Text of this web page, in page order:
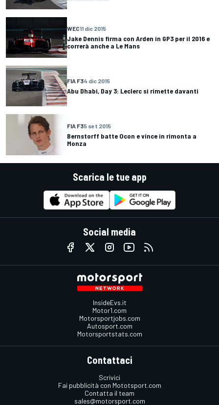
WEC11 dic 2015
Jake Dennis firma con Arden in GP3 per il 2016 e
correrà anche a Le Mans
FIA F34 dic 2015
Abu Dhabi, Day 3: Leclerc si rimette davanti
FIA F35 set 2015
Bernstorff batte Ocon e vince in rimonta a
Monza
Scarica le tue app
Social media
InsideEvs.it
Motor1.com
Motorsportjobs.com
Autosport.com
Motorsportstats.com
Contattaci
Scrivici
Fai pubblicità con Mototsport.com
Contatta il team
sales@motorsport.com